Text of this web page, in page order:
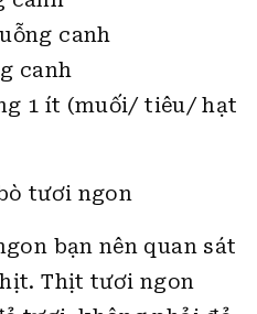
canh
canh
1 ít (muối/ tiêu/ hạt